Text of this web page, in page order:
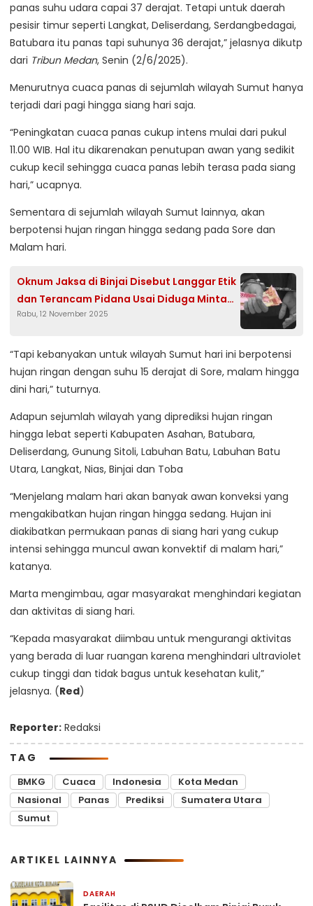
panas suhu udara capai 37 derajat. Tetapi untuk daerah
pesisir timur seperti Langkat, Deliserdang, Serdangbedagai,
Batubara itu panas tapi suhunya 36 derajat,” jelasnya dikutp
dari Tribun Medan, Senin (2/6/2025).
Menurutnya cuaca panas di sejumlah wilayah Sumut hanya
terjadi dari pagi hingga siang hari saja.
“Peningkatan cuaca panas cukup intens mulai dari pukul
11.00 WIB. Hal itu dikarenakan penutupan awan yang sedikit
cukup kecil sehingga cuaca panas lebih terasa pada siang
hari,” ucapnya.
Sementara di sejumlah wilayah Sumut lainnya, akan
berpotensi hujan ringan hingga sedang pada Sore dan
Malam hari.
Oknum Jaksa di Binjai Disebut Langgar Etik
dan Terancam Pidana Usai Diduga Minta
Uang ke Terdakwa
Rabu, 12 November 2025
“Tapi kebanyakan untuk wilayah Sumut hari ini berpotensi
hujan ringan dengan suhu 15 derajat di Sore, malam hingga
dini hari,” tuturnya.
Adapun sejumlah wilayah yang diprediksi hujan ringan
hingga lebat seperti Kabupaten Asahan, Batubara,
Deliserdang, Gunung Sitoli, Labuhan Batu, Labuhan Batu
Utara, Langkat, Nias, Binjai dan Toba
“Menjelang malam hari akan banyak awan konveksi yang
mengakibatkan hujan ringan hingga sedang. Hujan ini
diakibatkan permukaan panas di siang hari yang cukup
intensi sehingga muncul awan konvektif di malam hari,”
katanya.
Marta mengimbau, agar masyarakat menghindari kegiatan
dan aktivitas di siang hari.
“Kepada masyarakat diimbau untuk mengurangi aktivitas
yang berada di luar ruangan karena menghindari ultraviolet
cukup tinggi dan tidak bagus untuk kesehatan kulit,”
jelasnya. (Red)
Reporter: Redaksi
TAG
BMKG Cuaca Indonesia
Kota Medan
Nasional
Panas Prediksi
Sumatera Utara
Sumut
ARTIKEL LAINNYA
DAERAH